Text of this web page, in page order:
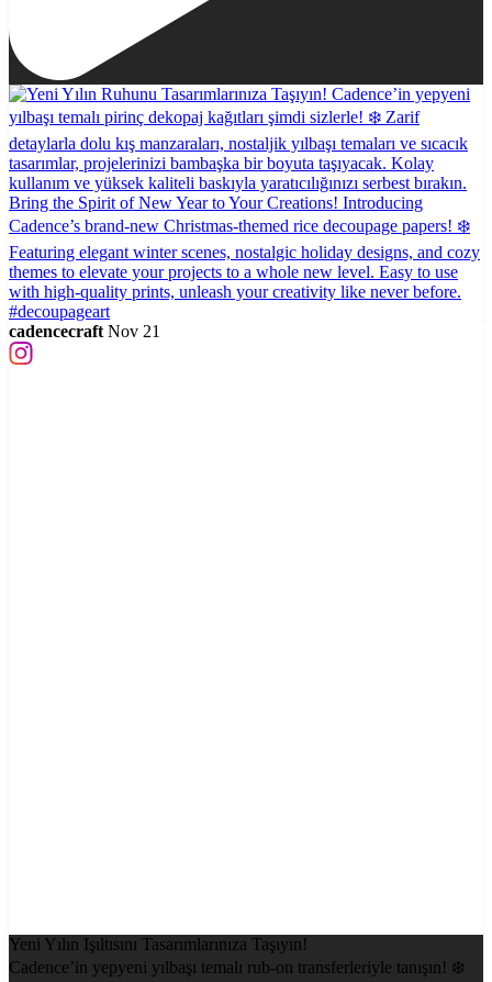
cadencecraft Nov 21
Yeni Yılın Işıltısını Tasarımlarınıza Taşıyın!
Cadence’in yepyeni yılbaşı temalı rub-on transferleriyle tanışın! ❄️